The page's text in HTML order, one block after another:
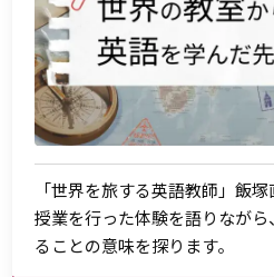
「世界を旅する英語教師」飯
授業を行った体験を語りなが
ることの意味を探ります。